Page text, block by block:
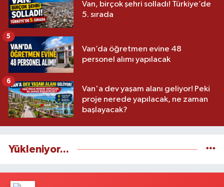
Van, birçok şehri solladı! Türkiye’de
5. sırada
Van’da öğretmen evine 48
personel alımı yapılacak
5
Van'a dev yaşam alanı geliyor! Peki
proje nerede yapılacak, ne zaman
başlayacak?
6
Yükleniyor...